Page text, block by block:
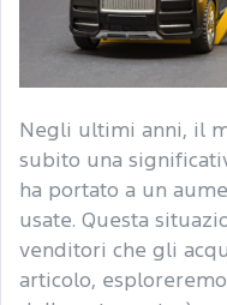
Negli ultimi anni, il
subito una
ha portato a un
usate. Questa
venditori che gli
articolo,